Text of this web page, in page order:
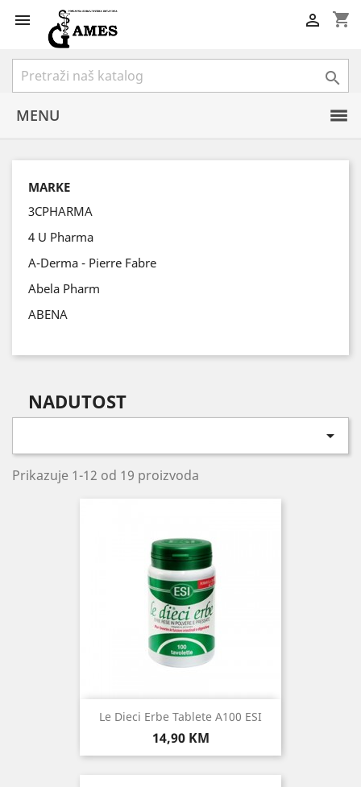
 shopping_cart


MENU
MARKE
3CPHARMA
4 U Pharma
A-Derma - Pierre Fabre
Abela Pharm
ABENA
NADUTOST

Prikazuje 1-12 od 19 proizvoda
Le Dieci Erbe Tablete A100 ESI
Cijena
14,90 KM